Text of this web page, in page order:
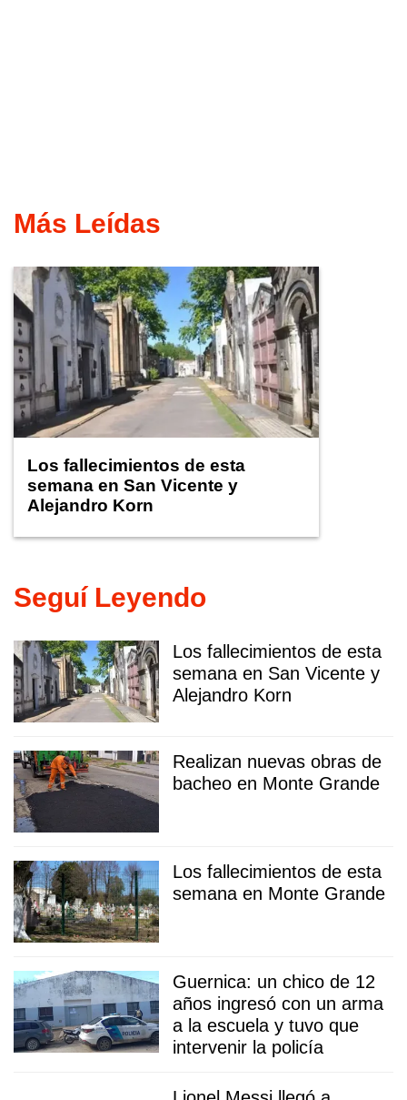
Más Leídas
Los fallecimientos de esta
semana en San Vicente y
Alejandro Korn
Seguí Leyendo
Los fallecimientos de esta
semana en San Vicente y
Alejandro Korn
Realizan nuevas obras de
bacheo en Monte Grande
Los fallecimientos de esta
semana en Monte Grande
Guernica: un chico de 12
años ingresó con un arma
a la escuela y tuvo que
intervenir la policía